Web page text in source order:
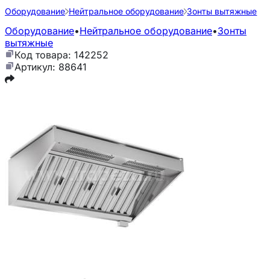
Оборудование Нейтральное оборудование Зонты вытяжные
Оборудование•Нейтральное оборудование•Зонты
вытяжные
Код товара: 142252
Артикул: 88641